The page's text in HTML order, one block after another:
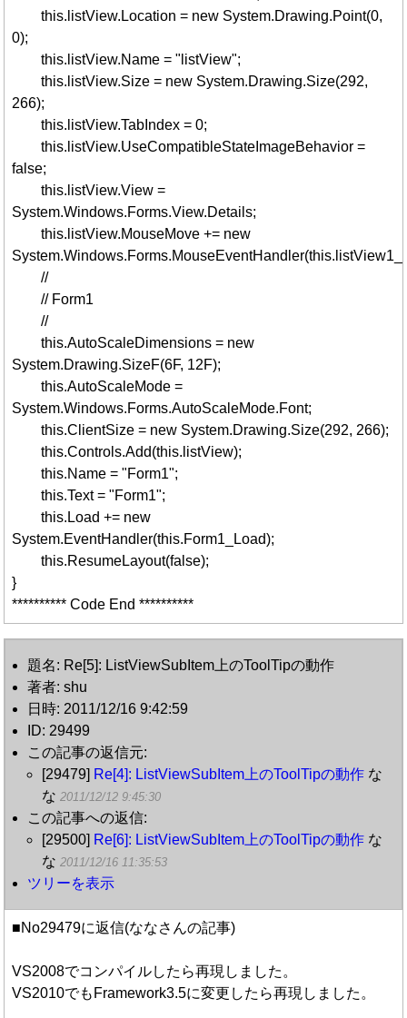
this.listView.Location = new System.Drawing.Point(0,
0);
this.listView.Name = "listView";
this.listView.Size = new System.Drawing.Size(292,
266);
this.listView.TabIndex = 0;
this.listView.UseCompatibleStateImageBehavior =
false;
this.listView.View =
System.Windows.Forms.View.Details;
this.listView.MouseMove += new
//
// Form1
//
this.AutoScaleDimensions = new
System.Drawing.SizeF(6F, 12F);
this.AutoScaleMode =
System.Windows.Forms.AutoScaleMode.Font;
this.ClientSize = new System.Drawing.Size(292, 266);
this.Controls.Add(this.listView);
this.Name = "Form1";
this.Text = "Form1";
this.Load += new
System.EventHandler(this.Form1_Load);
this.ResumeLayout(false);
}
********** Code End **********
題名: Re[5]: ListViewSubItem上のToolTipの動作
著者: shu
日時: 2011/12/16 9:42:59
ID: 29499
この記事の返信元:
[29479] Re[4]: ListViewSubItem上のToolTipの動作 な
な 2011/12/12 9:45:30
この記事への返信:
[29500] Re[6]: ListViewSubItem上のToolTipの動作 な
な 2011/12/16 11:35:53
ツリーを表示
■No29479に返信(ななさんの記事)
VS2008でコンパイルしたら再現しました。
VS2010でもFramework3.5に変更したら再現しました。